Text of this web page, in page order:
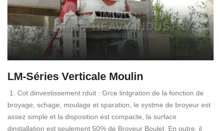
LM-Séries Verticale Moulin
1. Cot dinvestissement rduit : Grce lintgration de la fonction de
broyage, schage, moulage et sparation, le systme de broyeur est
assez simple et la disposition est compacte, la surface
dinstallation est seulement 50% de Broyeur Boulet. En outre, il